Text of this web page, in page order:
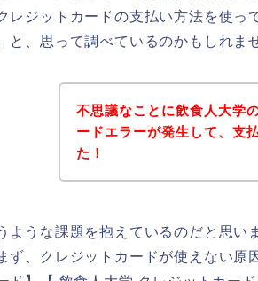
レジットカードの支払い方法を使
と、思って調べているのかもしれま
不思議なことに飲食人大学
ードエラーが発生して、支
た！
ような課題を抱えているのだと思
ず、クレジットカードが使えない原